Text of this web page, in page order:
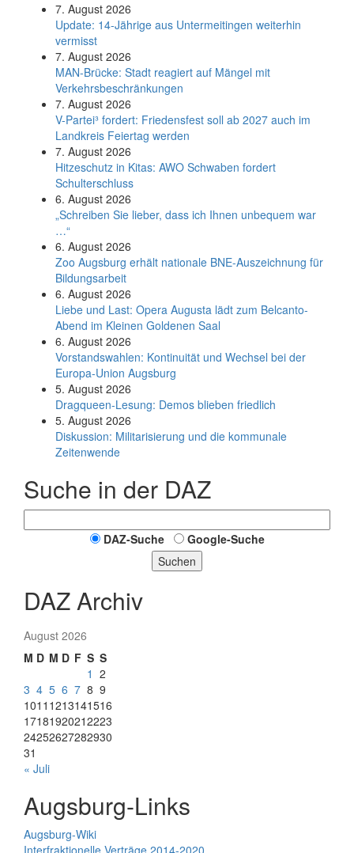
7. August 2026
Update: 14-Jährige aus Untermeitingen weiterhin
vermisst
7. August 2026
MAN-Brücke: Stadt reagiert auf Mängel mit
Verkehrsbeschränkungen
7. August 2026
V-Partei­³ fordert: Friedens­fest soll ab 2027 auch im
Land­kreis Feier­tag werden
7. August 2026
Hitzeschutz in Kitas: AWO Schwaben fordert
Schulterschluss
6. August 2026
„Schreiben Sie lieber, dass ich Ihnen unbequem war
…“
6. August 2026
Zoo Augsburg erhält nationale BNE-Auszeichnung für
Bildungsarbeit
6. August 2026
Liebe und Last: Opera Augusta lädt zum Belcanto-
Abend im Kleinen Goldenen Saal
6. August 2026
Vorstandswahlen: Kontinuität und Wechsel bei der
Europa-Union Augsburg
5. August 2026
Dragqueen-Lesung: Demos blieben friedlich
5. August 2026
Diskussion: Mi­li­ta­ri­sie­rung und die kommunale
Zeitenwende
Suche in der DAZ
DAZ-Suche
Google-Suche
Suchen
DAZ Archiv
August 2026
M D M D F S S
1 2
3 4 5 6 7 8 9
1011 1213141516
17181920212223
24252627282930
31
« Juli
Augsburg-Links
Augsburg-Wiki
Interfraktionelle Verträge 2014-2020